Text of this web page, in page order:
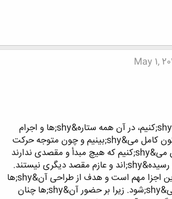
May 1,
وقتی به آسمان نگاه می&shy;کنیم، در آن همه ستاره&shy;ها و اجرام
سماوی را در آرامش و سکون کامل می&shy;بینیم و چون متوجه حرکت
آن&shy;ها نیستیم، گمان می&shy;کنیم که هیچ مبدأ و مقصدی ندارند
و یا این که همه به مقصد رسیده&shy;اند و عازم مقصد دیگری نیستند.
گویا فقط وجود و حضور این اجزا مهم است و هدف از طراحی آن&shy;ها
در «بودن» شان خلاصه می&shy;شود. زیرا بر حضور آن&shy;ها چنان